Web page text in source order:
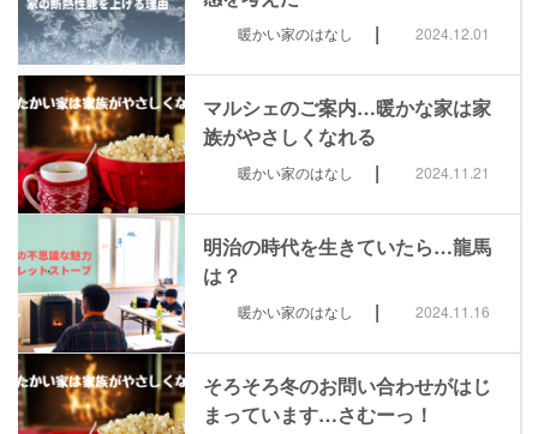
暖かい家のはなし | 2024.12.01
マルシェのご案内…暖かな家は家
族がやさしくなれる
暖かい家のはなし | 2024.11.21
明治の時代を生きていたら…龍馬
は？
暖かい家のはなし | 2024.11.16
そろそろ冬のお問い合わせがはじ
まっています…さむーっ！